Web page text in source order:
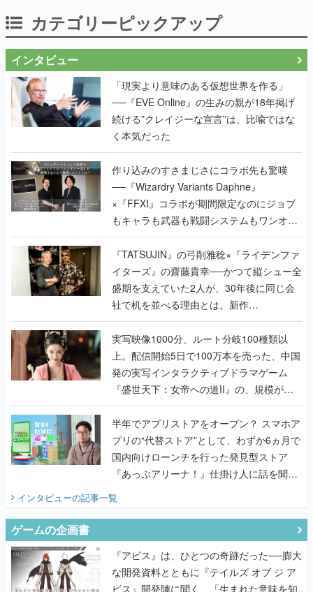
カテゴリーピックアップ
インタビュー
「現実より意味のある仮想世界を作る」
──『EVE Online』の生みの親が18年掲げ
続ける”クレイジーな宣言”は、比喩ではな
く本気だった
作り込みのすさまじさにコラボ先も驚嘆
──『Wizardry Variants Daphne』
×『FFXI』コラボが期間限定なのにジョブ
もキャラも武器も戦闘システムもワンオフ
で作り込まれた理由を両ディレクターに聞
く
『TATSUJIN』の弓削雅稔×『ライデンファ
イターズ』の齋藤貴幸──かつて縦シュー全
盛期を支えていた2人が、30年後に同じ会
社で机を並べる理由とは。新作
『TATSUJIN EXTREME』で初タッグを組
んだレジェンド2人に訊く開発秘話
実写映像1000分、ルート分岐100種類以
上。配信開始5日で100万本を売った、中国
発の実写インタラクティブドラマゲーム
『盛世天下：女帝への道II』の、規模が違
うこだわりをプロデューサーに聞いた
半年でアプリストアをオープン？ スマホア
プリの“代替ストア”として、わずか6ヵ月で
国内向けローンチを行った発見型ストア
『あっぷアリーナ！』仕掛け人に話を聞い
インタビューの記事一覧
ゲームの企画書
『アビス』は、ひとつの奇跡だった──膨大
な開発資料とともに『テイルズ オブ ジ ア
ビス』開発陣に聞く、「生まれた意味を知